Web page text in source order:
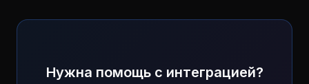
Нужна помощь с интеграцией?